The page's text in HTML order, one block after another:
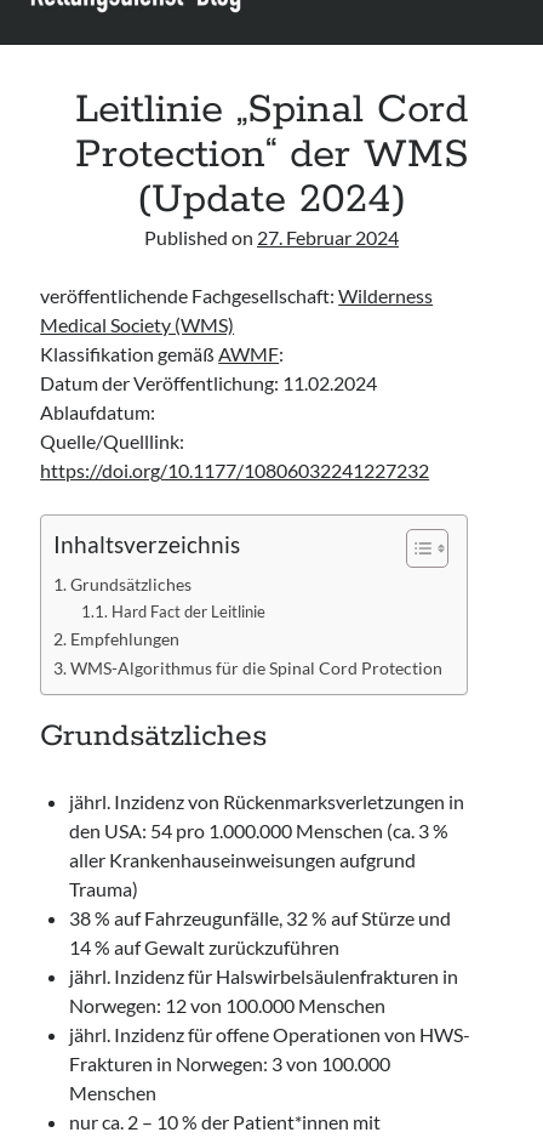
Leitlinie „Management of Hypercalcaemia in Adult Patients in the
Emergency Department“ der IAEM
Leitlinie „Management of brief resolved unexplained events (BRUE) in
infants“ der CPS
Leitlinie „Spinal Cord
Protection“ der WMS
(Update 2024)
Published on 27. Februar 2024
veröffentlichende Fachgesellschaft:Wilderness
Medical Society (WMS)
Klassifikation gemäßAWMF:
Datum der Veröffentlichung: 11.02.2024
Ablaufdatum:
Quelle/Quelllink:
https://doi.org/10.1177/10806032241227232
Inhaltsverzeichnis
Grundsätzliches
Hard Fact der Leitlinie
Empfehlungen
WMS-Algorithmus für die Spinal Cord Protection
Grundsätzliches
jährl. Inzidenz von Rückenmarksverletzungen in
den USA: 54 pro 1.000.000 Menschen (ca. 3 %
aller Krankenhauseinweisungen aufgrund
Trauma)
38 % auf Fahrzeugunfälle, 32 % auf Stürze und
14 % auf Gewalt zurückzuführen
jährl. Inzidenz für Halswirbelsäulenfrakturen in
Norwegen: 12 von 100.000 Menschen
jährl. Inzidenz für offene Operationen von HWS-
Frakturen in Norwegen: 3 von 100.000
Menschen
nur ca. 2 – 10 % der Patient*innen mit